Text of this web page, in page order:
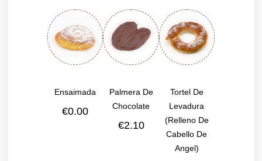
Ensaimada
€0.00
Palmera De
Chocolate
€2.10
Tortel De
Levadura
(relleno De
Cabello De
Angel)